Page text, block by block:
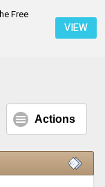
Free
VIEW
Beige mehr???
Actions